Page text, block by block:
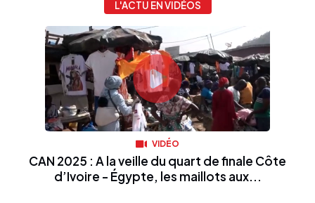
L'ACTU EN VIDÉOS
VIDÉO
CAN 2025 : A la veille du quart de finale Côte
d’Ivoire - Égypte, les maillots aux...